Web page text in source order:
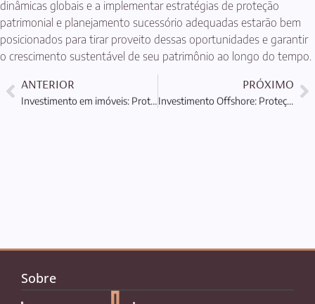
dinâmicas globais e a implementar estratégias de proteção
patrimonial e planejamento sucessório adequadas estarão bem
posicionados para tirar proveito dessas oportunidades e garantir
o crescimento sustentável de seu patrimônio ao longo do tempo.
ANTERIOR
Investimento em imóveis: Proteção e Planejamento Patrimonial
PRÓXIMO
Investimento Offshore: Proteção e Planejamento Patrimonial
Sobre